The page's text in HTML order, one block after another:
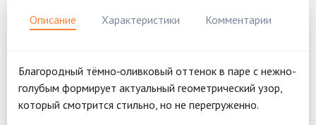
Описание Характеристики Комментарии
Благородный тёмно‑оливковый оттенок в паре с нежно-
голубым формирует актуальный геометрический узор,
который смотрится стильно, но не перегруженно.